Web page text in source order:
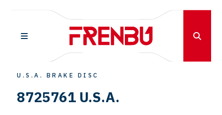
U.S.A. BRAKE DISC
8725761 U.S.A.